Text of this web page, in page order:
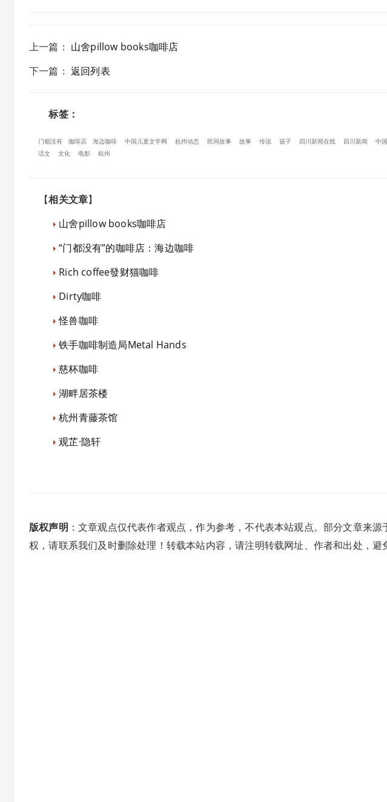
上一篇 ： 山舍pillow books咖啡店
下一篇 ：返回列表
标签：
门都没有 咖啡店 海边咖啡 中国儿童文学网 杭州动态 民间故事 故事 传说 孩子 四川新闻在线 四川新闻 中
话文
文化 电影 杭州
【相关文章】
山舍pillow books咖啡店
“门都没有”的咖啡店：海边咖啡
Rich coffee發财猫咖啡
Dirty咖啡
怪兽咖啡
铁手咖啡制造局Metal Hands
慈杯咖啡
湖畔居茶楼
杭州青藤茶馆
观芷·隐轩
版权声明 ：文章观点仅代表作者观点，作为参考，不代表本站观点。部分文章来
权，请联系我们及时删除处理！转载本站内容，请注明转载网址、作者和出处，避